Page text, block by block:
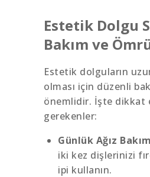
Estetik Dolgu
Bakım ve
Estetik dolguların
olması için düzenli
önemlidir. İşte dikkat
gerekenler:
Günlük Ağız
iki kez dişlerinizi
ipi kullanın.